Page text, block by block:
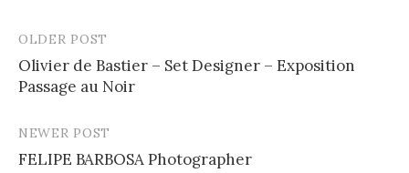
Post
navigation
OLDER POST
Olivier de Bastier – Set Designer – Exposition
Passage au Noir
NEWER POST
FELIPE BARBOSA Photographer